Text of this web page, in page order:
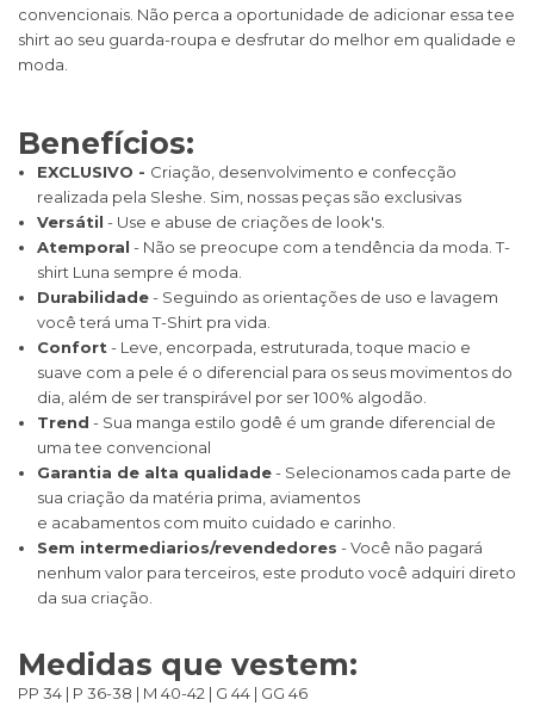
convencionais. Não perca a oportunidade de adicionar essa tee
shirt ao seu guarda-roupa e desfrutar do melhor em qualidade e
moda.
Benefícios:
EXCLUSIVO - Criação, desenvolvimento e confecção
realizada pela Sleshe. Sim, nossas peças são exclusivas
Versátil - Use e abuse de criações de look's.
Atemporal - Não se preocupe com a tendência da moda. T-
shirt Luna sempre é moda.
Durabilidade- Seguindo as orientações de uso e lavagem
você terá uma T-Shirt pra vida.
Confort - Leve, encorpada, estruturada, toque macio e
suave com a pele é o diferencial para os seus movimentos do
dia, além de ser transpirável por ser 100% algodão.
Trend - Sua manga estilo godê é um grande diferencial de
uma tee convencional
Garantia de alta qualidade- Selecionamos cada parte de
sua criação da matéria prima, aviamentos
e acabamentos com muito cuidado e carinho.
Sem intermediarios/revendedores - Você não pagará
nenhum valor para terceiros, este produto você adquiri direto
da sua criação.
Medidas que vestem:
PP 34 | P 36-38 | M 40-42 | G 44 | GG 46